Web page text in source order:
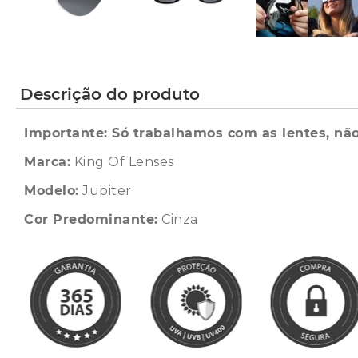
Descrição do produto
Importante: Só trabalhamos com as lentes,
Marca: King Of Lenses
Modelo: Jupiter
Cor Predominante: Cinza